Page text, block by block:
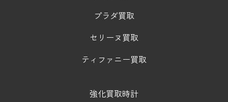
プラダ買取
セリーヌ買取
ティファニー買取
強化買取時計